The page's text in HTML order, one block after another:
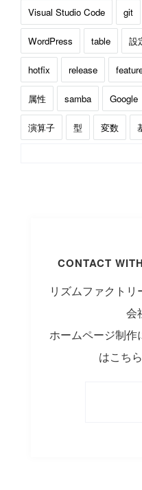
Visual Studio Code git
WordPress table 設
hotfix release
属性 samba Google
演算子 型 変数
CONTACT
リズムファクト
会
ホームページ制作
はこち